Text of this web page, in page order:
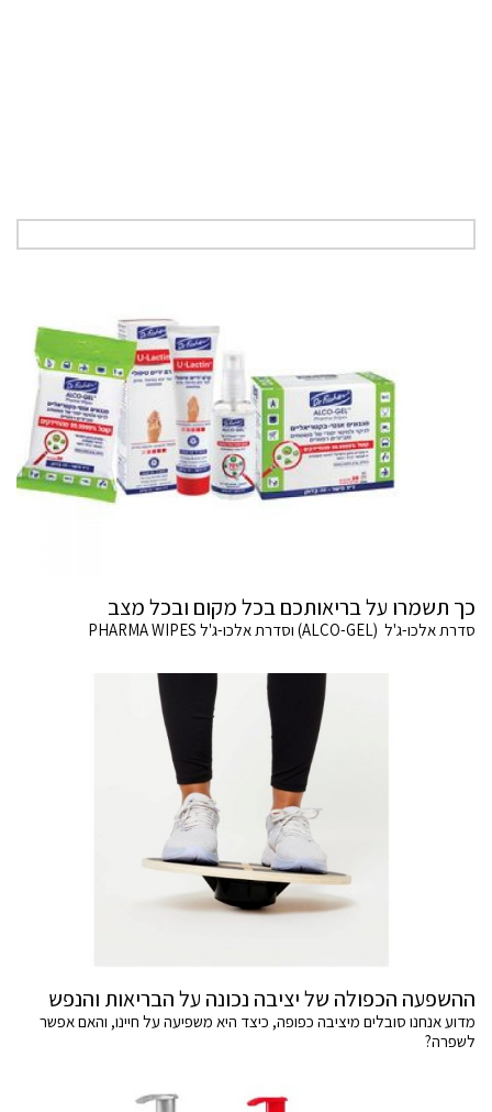
כך תשמרו על בריאותכם בכל מקום ובכל מצב
סדרת אלכו-ג'ל (ALCO-GEL) וסדרת אלכו-ג'ל PHARMA WIPES
ההשפעה הכפולה של יציבה נכונה על הבריאות והנפש
מדוע אנחנו סובלים מיציבה כפופה, כיצד היא משפיעה על חיינו, והאם אפשר
לשפרה?